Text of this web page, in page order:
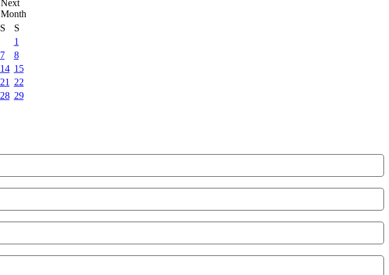
S
S
1
7
8
14 15
21
22
28 29